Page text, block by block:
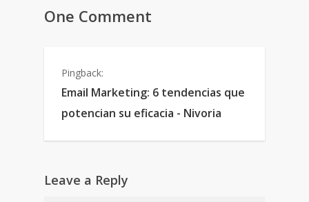
One Comment
Pingback:
Email Marketing: 6 tendencias que
potencian su eficacia - Nivoria
Leave a Reply